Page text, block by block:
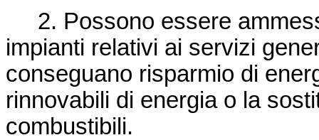
2. Possono essere
impianti relativi ai servizi
conseguano risparmio di
rinnovabili di energia o la
combustibili.